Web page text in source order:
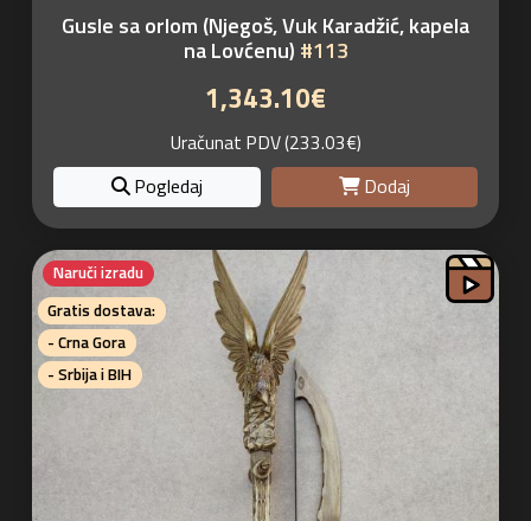
Gusle sa orlom (Njegoš, Vuk Karadžić, kapela
na Lovćenu) #113
1,343.10€
Uračunat PDV (233.03€)
Pogledaj
Dodaj
Naruči izradu
Gratis dostava:
- Crna Gora
- Srbija i BIH